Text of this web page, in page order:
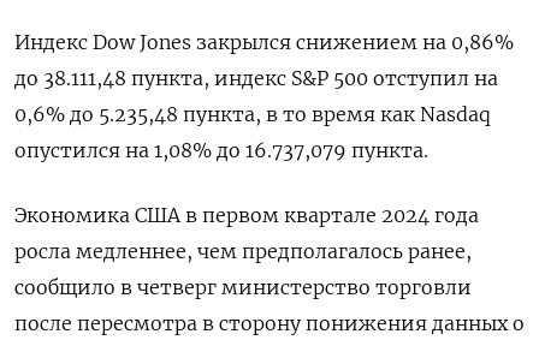
Индекс Dow Jones закрылся снижением на 0,86%
до 38.111,48 пункта, индекс S&P 500 отступил на
0,6% до 5.235,48 пункта​, в то время как ​Nasdaq
опустился на 1,08% до 16.737,079 пункта​.
Экономика США в первом квартале 2024 года
росла медленнее, чем предполагалось ранее,
сообщило в четверг министерство торговли
после пересмотра в сторону понижения данных о